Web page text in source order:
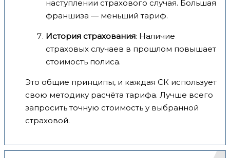
наступлении страхового случая. Большая
франшиза — меньший тариф.
История страхования: Наличие
страховых случаев в прошлом повышает
стоимость полиса.
Это общие принципы, и каждая СК использует
свою методику расчёта тарифа. Лучше всего
запросить точную стоимость у выбранной
страховой.